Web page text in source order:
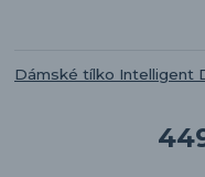
Dámské tílko Intelligent